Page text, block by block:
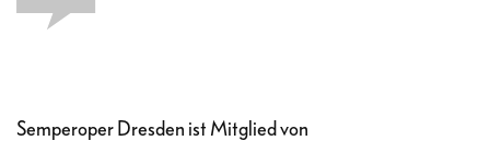
Semperoper Dresden ist Mitglied von